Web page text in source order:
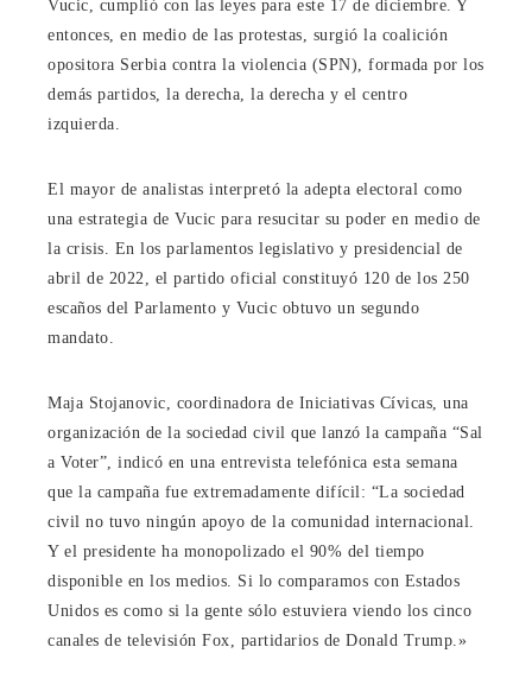
Vucic, cumplió con las leyes para este 17 de diciembre. Y
entonces, en medio de las protestas, surgió la coalición
opositora Serbia contra la violencia (SPN), formada por los
demás partidos, la derecha, la derecha y el centro
izquierda.
El mayor de analistas interpretó la adepta electoral como
una estrategia de Vucic para resucitar su poder en medio de
la crisis. En los parlamentos legislativo y presidencial de
abril de 2022, el partido oficial constituyó 120 de los 250
escaños del Parlamento y Vucic obtuvo un segundo
mandato.
Maja Stojanovic, coordinadora de Iniciativas Cívicas, una
organización de la sociedad civil que lanzó la campaña “Sal
a Voter”, indicó en una entrevista telefónica esta semana
que la campaña fue extremadamente difícil: “La sociedad
civil no tuvo ningún apoyo de la comunidad internacional.
Y el presidente ha monopolizado el 90% del tiempo
disponible en los medios. Si lo comparamos con Estados
Unidos es como si la gente sólo estuviera viendo los cinco
canales de televisión Fox, partidarios de Donald Trump.»